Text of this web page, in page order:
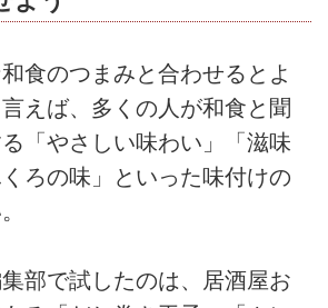
食のつまみと合わせるとよ
えば、多くの人が和食と聞
「やさしい味わい」「滋味
ろの味」といった味付けの
部で試したのは、居酒屋お